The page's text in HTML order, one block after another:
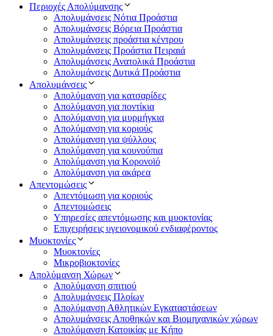
Περιοχές Απολύμανσης
Απολυμάνσεις Νότια Προάστια
Απολυμάνσεις Βόρεια Προάστια
Απολυμάνσεις προάστια κέντρου
Απολυμάνσεις Προάστια Πειραιά
Απολυμάνσεις Ανατολικά Προάστια
Απολυμάνσεις Δυτικά Προάστια
Απολυμάνσεις
Απολύμανση για κατσαρίδες
Απολύμανση για ποντίκια
Απολύμανση για μυρμήγκια
Απολύμανση για κοριούς
Απολύμανση για ψύλλους
Απολύμανση για κουνούπια
Απολύμανση για Κορονοϊό
Απολύμανση για ακάρεα
Απεντομώσεις
Απεντόμωση για κοριούς
Απεντομώσεις
Υπηρεσίες απεντόμωσης και μυοκτονίας
Επιχειρήσεις υγειονομικού ενδιαφέροντος
Μυοκτονίες
Μυοκτονίες
Μικροβιοκτονίες
Απολύμανση Χώρων
Απολύμανση σπιτιού
Απολυμάνσεις Πλοίων
Απολύμανση Αθλητικών Εγκαταστάσεων
Απολυμάνσεις Αποθηκών και Βιομηχανικών χώρων
Απολύμανση Κατοικίας με Κήπο